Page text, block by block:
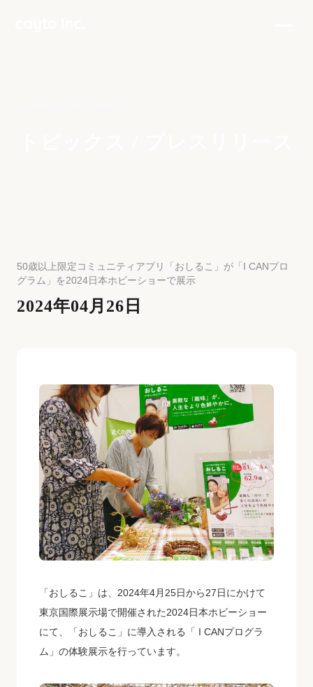
50歳以上限定コミュニティアプリ「おしるこ」が「I CANプロ
グラム」を2024日本ホビーショーで展示
2024年04月26日
「おしるこ」は、2024年4月25日から27日にかけて
東京国際展示場で開催された2024日本ホビーショー
にて、「おしるこ」に導入される「 I CANプログラ
ム」の体験展示を行っています。